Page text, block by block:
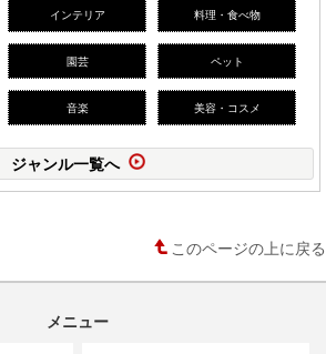
インテリア 料理・食べ物
園芸 ペット
音楽 美容・コスメ
ジャンル一覧へ
このページの上に戻る
メニュー